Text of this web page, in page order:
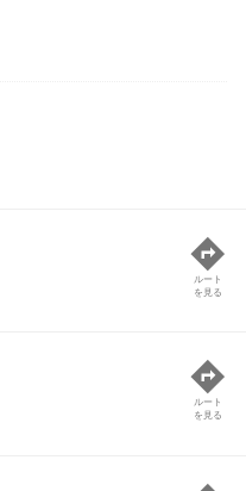
ルート
を見る
ルート
を見る